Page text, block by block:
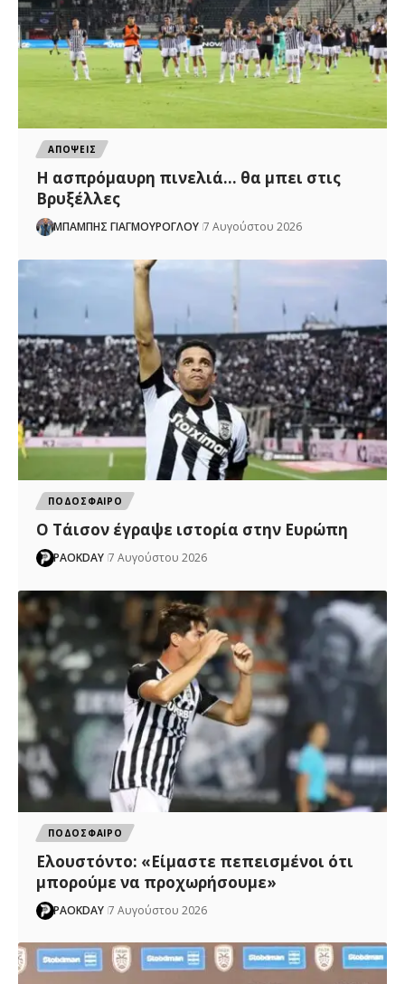
ΑΠΟΨΕΙΣ
Η ασπρόμαυρη πινελιά… θα μπει στις
Βρυξέλλες
ΜΠΑΜΠΗΣ ΓΙΑΓΜΟΥΡΟΓΛΟΥ 7 Αυγούστου 2026
ΠΟΔΟΣΦΑΙΡΟ
Ο Τάισον έγραψε ιστορία στην Ευρώπη
PAOKDAY 7 Αυγούστου 2026
ΠΟΔΟΣΦΑΙΡΟ
Ελουστόντο: «Είμαστε πεπεισμένοι ότι
μπορούμε να προχωρήσουμε»
PAOKDAY 7 Αυγούστου 2026